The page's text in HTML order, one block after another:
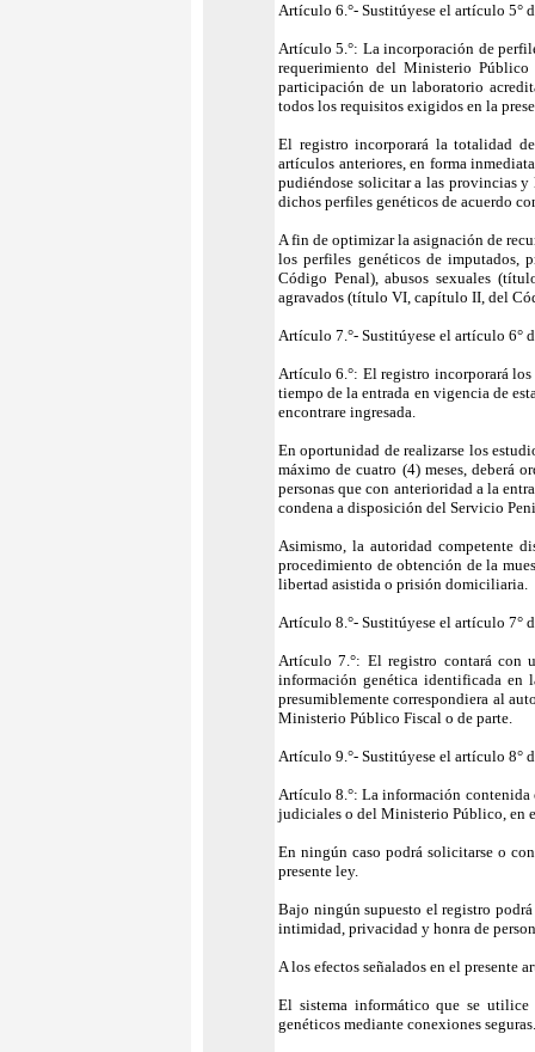
Artículo 6.°- Sustitúyese el artículo 5°
Artículo 5.°: La incorporación de
requerimiento del Ministerio
participación de un laboratorio
todos los requisitos exigidos en la
El registro incorporará la totalidad
artículos anteriores, en forma
pudiéndose solicitar a las provincias
dichos perfiles genéticos de acuerdo
A fin de optimizar la asignación de
los perfiles genéticos de imputados,
Código Penal), abusos sexuales
agravados (título VI, capítulo II, del
Artículo 7.°- Sustitúyese el artículo 6°
Artículo 6.°: El registro incorporará
tiempo de la entrada en vigencia de
encontrare ingresada.
En oportunidad de realizarse los
máximo de cuatro (4) meses, deberá
personas que con anterioridad a la
condena a disposición del Servicio
Asimismo, la autoridad competente
procedimiento de obtención de la
libertad asistida o prisión domiciliaria.
Artículo 8.°- Sustitúyese el artículo 7°
Artículo 7.°: El registro contará con
información genética identificada
presumiblemente correspondiera al
Ministerio Público Fiscal o de parte.
Artículo 9.°- Sustitúyese el artículo 8°
Artículo 8.°: La información contenida
judiciales o del Ministerio Público, en
En ningún caso podrá solicitarse o
presente ley.
Bajo ningún supuesto el registro
intimidad, privacidad y honra de
A los efectos señalados en el presente
El sistema informático que se
genéticos mediante conexiones seguras.